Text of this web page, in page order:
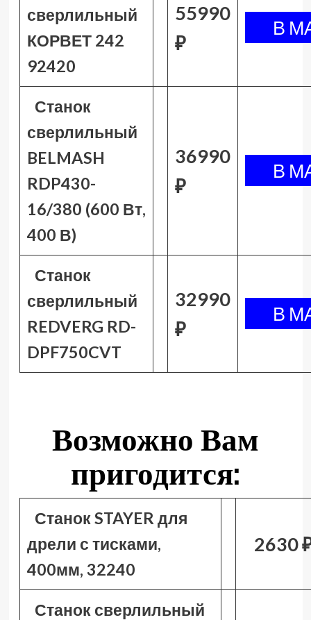
сверлильный
КОРВЕТ 242
92420
55990
₽
Станок
сверлильный
BELMASH
RDP430-
16/380 (600 Вт,
400 В)
36990
₽
Станок
сверлильный
REDVERG RD-
DPF750CVT
32990
₽
Возможно Вам
пригодится:
Станок STAYER для
дрели с тисками,
400мм, 32240
2630
Станок сверлильный